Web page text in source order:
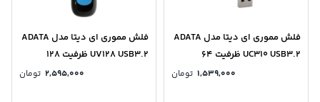
فلش مموری ای دیتا مدل ADATA
UC310 USB3.2 ظرفیت 64
1,539,000 تومان
فلش مموری ای دیتا مدل ADATA
UV128 USB3.2 ظرفیت 128
2,595,000 تومان